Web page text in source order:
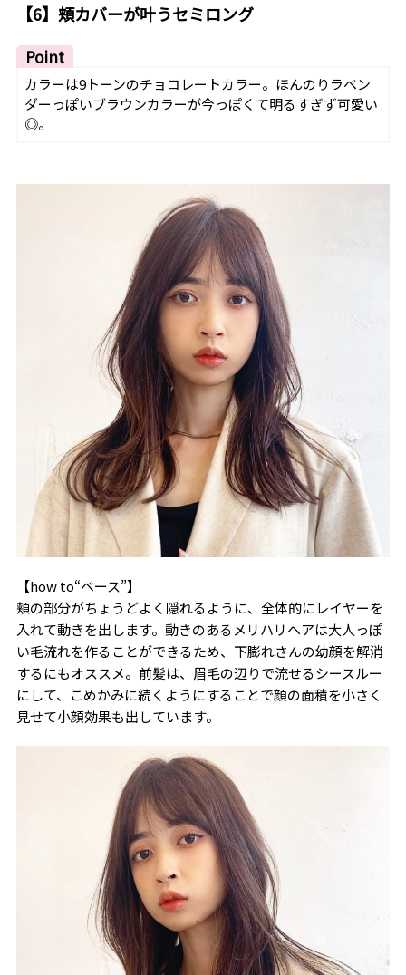
【6】頬カバーが叶うセミロング
Point
カラーは9トーンのチョコレートカラー。ほんのりラベン
ダーっぽいブラウンカラーが今っぽくて明るすぎず可愛い
◎。
【how to“ベース”】
頬の部分がちょうどよく隠れるように、全体的にレイヤーを
入れて動きを出します。動きのあるメリハリヘアは大人っぽ
い毛流れを作ることができるため、下膨れさんの幼顔を解消
するにもオススメ。前髪は、眉毛の辺りで流せるシースルー
にして、こめかみに続くようにすることで顔の面積を小さく
見せて小顔効果も出しています。